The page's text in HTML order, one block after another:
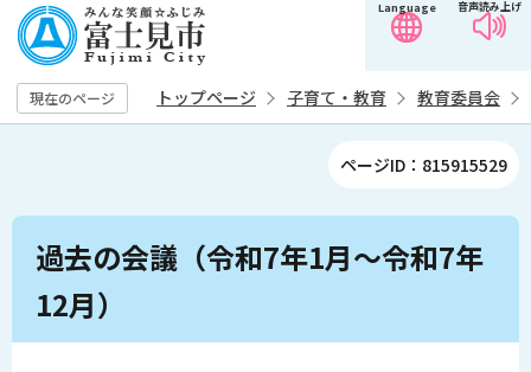
の
ペ
ー
音声読み上げ
Language
現在のページ トップページ 子育て・教育 教育委員会
ページID：815915529
本
か
過去の会議（令和7年1月～令和7年
12月）